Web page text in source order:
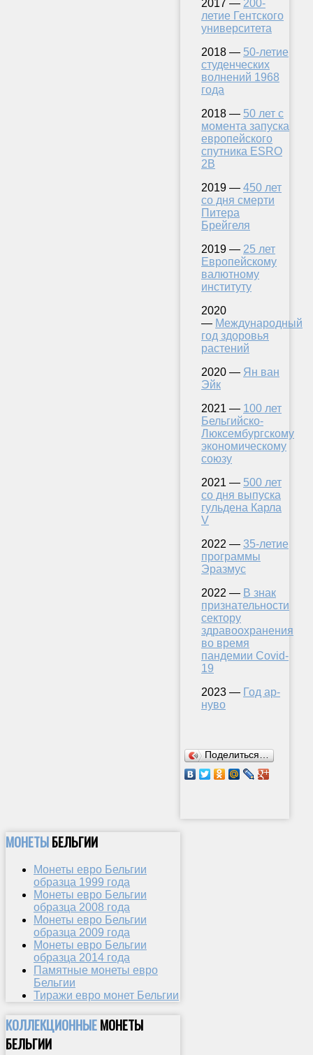
2017 — 200-
летие Гентского
университета
2018 — 50-летие
студенческих
волнений 1968
года
2018 — 50 лет с
момента запуска
европейского
спутника ESRO
2B
2019 — 450 лет
со дня смерти
Питера
Брейгеля
2019 — 25 лет
Европейскому
валютному
институту
2020
— Международный
год здоровья
растений
2020 — Ян ван
Эйк
2021 — 100 лет
Бельгийско-
Люксембургскому
экономическому
союзу
2021 — 500 лет
со дня выпуска
гульдена Карла
V
2022 — 35-летие
программы
Эразмус
2022 — В знак
признательности
сектору
здравоохранения
во время
пандемии Covid-
19
2023 — Год ар-
нуво
Поделиться…
МОНЕТЫБЕЛЬГИИ
Монеты евро Бельгии
образца 1999 года
Монеты евро Бельгии
образца 2008 года
Монеты евро Бельгии
образца 2009 года
Монеты евро Бельгии
образца 2014 года
Памятные монеты евро
Бельгии
Тиражи евро монет Бельгии
КОЛЛЕКЦИОННЫЕМОНЕТЫ
БЕЛЬГИИ